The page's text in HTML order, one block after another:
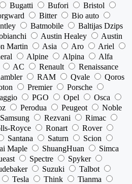
Bugatti Bufori
Bristol
Bitter
Bio auto
Batmobile
Baltijas Dzips
Austin Healey
Austin
Martin Asia Aro
Ariel
Alpine Alpina
Alfa
AC Renault
Renaissance
RAM Qvale
Qoros
Premier
Porsche
PGO Opel
Osca
Perodua Peugeot
Noble
Rezvani
Rimac
Royce Ronart
Rover
Santana Saturn
Scion
Maple ShuangHuan
Simca
Spectre
Spyker
Suzuki
Talbot
Tesla Think
Tianma